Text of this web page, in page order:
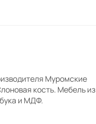
Муромские
кость. Мебель из
и МДФ.